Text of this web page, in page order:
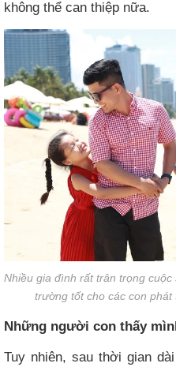
không thể can thiệp nữa.
Nhiều gia đình rất trân trọng
trường tốt cho các con phát
Những người con thấy
Tuy nhiên, sau thời gian